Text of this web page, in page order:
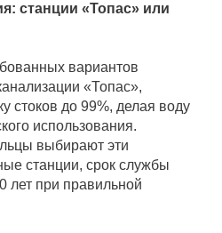
станции «Топас» или
вариантов
«Топас»,
стоков до 99%, делая воду
использования.
выбирают эти
станции, срок службы
лет при правильной